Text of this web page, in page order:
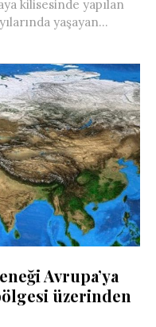
kilisesinde yapılan
yaşayan...
Avrupa’ya
üzerinden